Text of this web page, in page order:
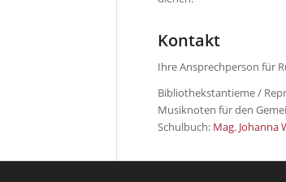
Kontakt
Ihre Ansprechperson für
Bibliothekstantieme /
Musiknoten für den
Schulbuch: Mag. Johanna